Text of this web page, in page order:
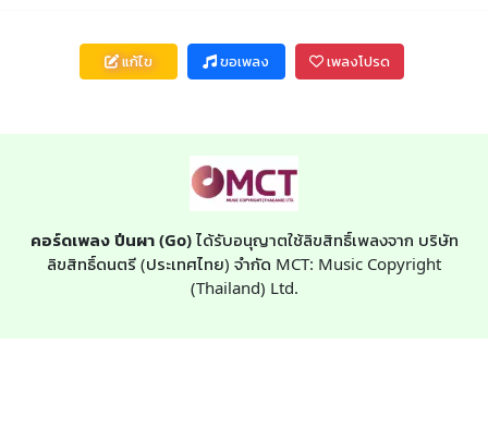
แก้ไข ขอเพลง เพลงโปรด
คอร์ดเพลง ปีนผา (Go)ได้รับอนุญาตใช้ลิขสิทธิ์เพลงจาก บริษัท
ลิขสิทธิ์ดนตรี (ประเทศไทย) จำกัด MCT: Music Copyright
(Thailand) Ltd.